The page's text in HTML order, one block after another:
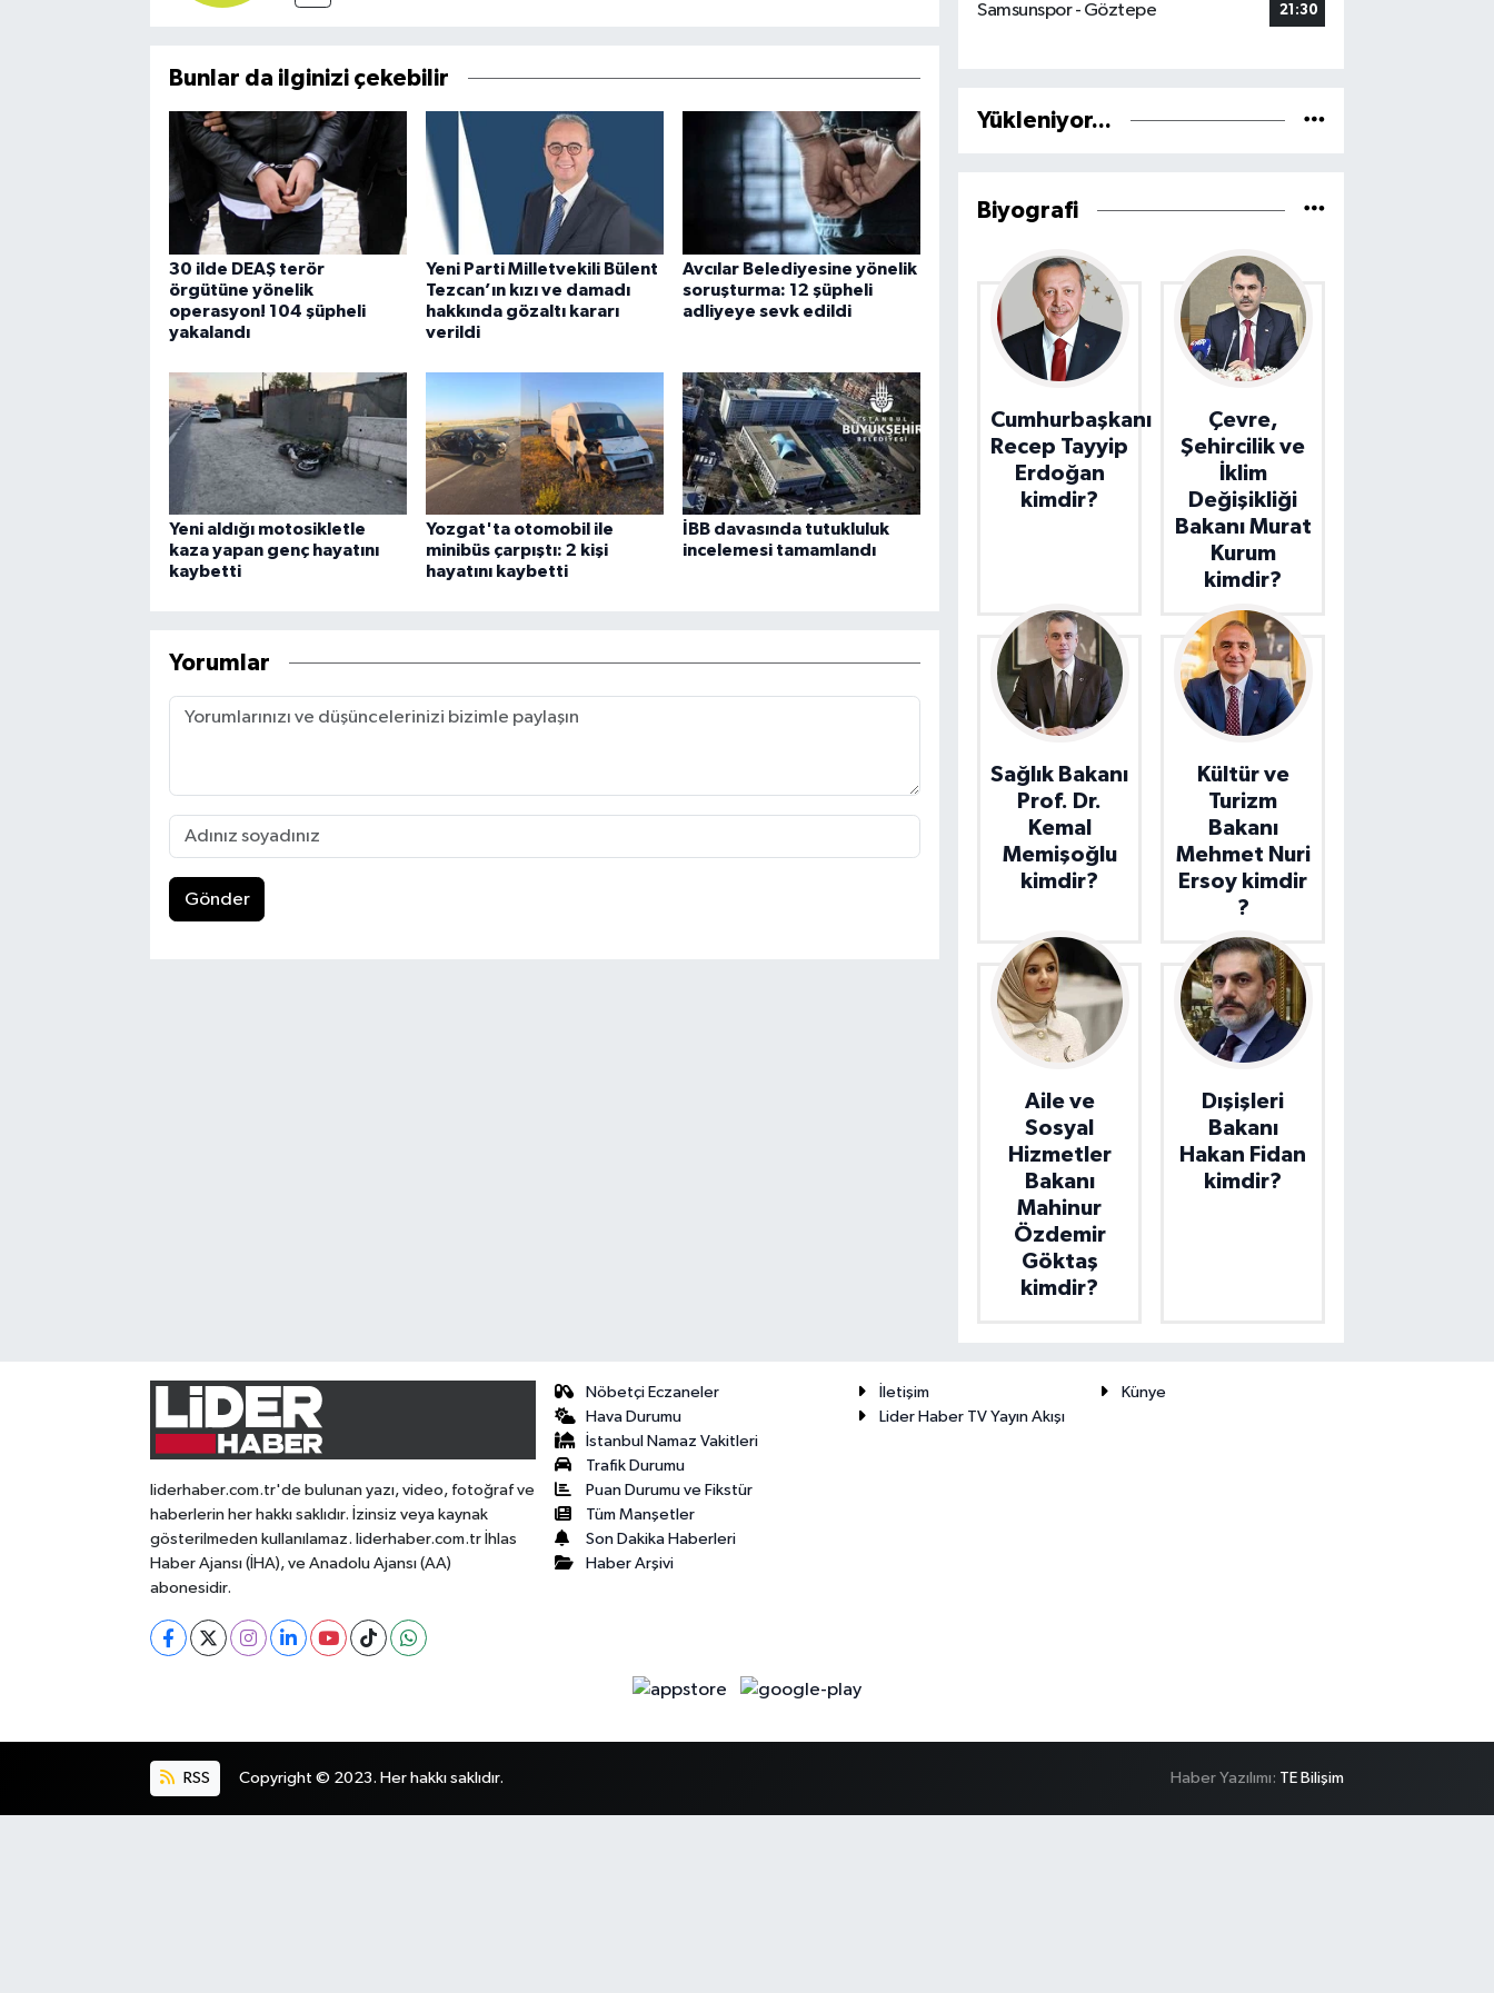
Bunlar da ilginizi çekebilir
30 ilde DEAŞ terör
örgütüne yönelik
operasyon! 104 şüpheli
yakalandı
Yeni Parti Milletvekili Bülent
Tezcan’ın kızı ve damadı
hakkında gözaltı kararı
verildi
Avcılar Belediyesine yönelik
soruşturma: 12 şüpheli
adliyeye sevk edildi
Yeni aldığı motosikletle
kaza yapan genç hayatını
kaybetti
Yozgat'ta otomobil ile
minibüs çarpıştı: 2 kişi
hayatını kaybetti
İBB davasında tutukluluk
incelemesi tamamlandı
Yorumlar
Gönder
Samsunspor - Göztepe
21:30
Yükleniyor...
Biyografi
Cumhurbaşkanı
Recep Tayyip
Erdoğan
kimdir?
Çevre,
Şehircilik ve
İklim
Değişikliği
Bakanı Murat
Kurum
kimdir?
Sağlık Bakanı
Prof. Dr.
Kemal
Memişoğlu
kimdir?
Kültür ve
Turizm
Bakanı
Mehmet Nuri
Ersoy kimdir
?
Aile ve
Sosyal
Hizmetler
Bakanı
Mahinur
Özdemir
Göktaş
kimdir?
Dışişleri
Bakanı
Hakan Fidan
kimdir?
liderhaber.com.tr'de bulunan yazı, video, fotoğraf ve
haberlerin her hakkı saklıdır. İzinsiz veya kaynak
gösterilmeden kullanılamaz. liderhaber.com.tr İhlas
Haber Ajansı (İHA), ve Anadolu Ajansı (AA)
abonesidir.
Nöbetçi Eczaneler
Hava Durumu
İstanbul Namaz Vakitleri
Trafik Durumu
Puan Durumu ve Fikstür
Tüm Manşetler
Son Dakika Haberleri
Haber Arşivi
İletişim
Künye
Lider Haber TV Yayın Akışı
RSS Copyright © 2023. Her hakkı saklıdır. Haber Yazılımı: TE Bilişim